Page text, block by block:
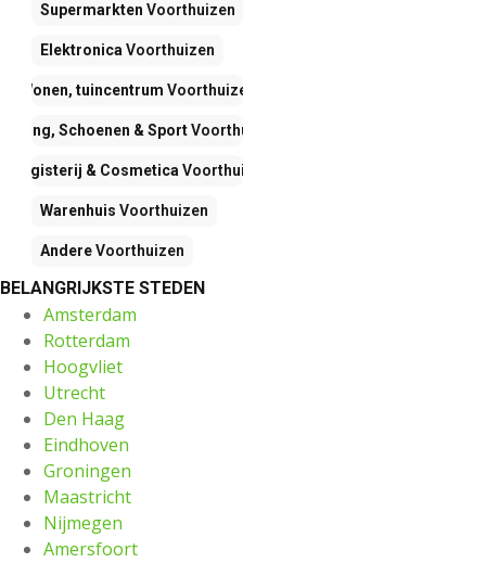
Supermarkten Voorthuizen
ElektronicaVoorthuizen
Wonen, tuincentrum Voorthuizen
Schoenen & SportVoorthuizen
Drogisterij & CosmeticaVoorthuizen
Warenhuis Voorthuizen
AndereVoorthuizen
BELANGRIJKSTE STEDEN
Amsterdam
Rotterdam
Hoogvliet
Utrecht
Den Haag
Eindhoven
Groningen
Maastricht
Nijmegen
Amersfoort